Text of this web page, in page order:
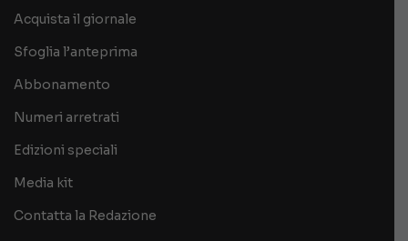
Acquista il giornale
Sfoglia l’anteprima
Abbonamento
Numeri arretrati
Edizioni speciali
Media kit
Contatta la Redazione